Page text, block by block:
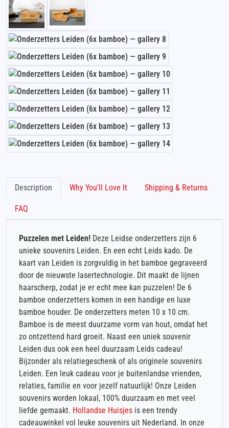
Description Why You'll Love It Shipping & Returns
FAQ
Puzzelen met Leiden! Deze Leidse onderzetters zijn 6
unieke souvenirs Leiden. En een echt Leids kado. De
kaart van Leiden is zorgvuldig in het bamboe gegraveerd
door de nieuwste lasertechnologie. Dit maakt de lijnen
haarscherp, zodat je er echt mee kan puzzelen! De 6
bamboe onderzetters komen in een handige en luxe
bamboe houder. De onderzetters meten 10 x 10 cm.
Bamboe is de meest duurzame vorm van hout, omdat het
zo ontzettend hard groeit. Naast een uniek souvenir
Leiden dus ook een heel duurzaam Leids cadeau!
Bijzonder als relatiegeschenk of als originele souvenirs
Leiden. Een leuk cadeau voor je buitenlandse vrienden,
relaties, familie en voor jezelf natuurlijk! Onze Leiden
souvenirs worden lokaal, 100% duurzaam en met veel
liefde gemaakt. Hollandse Huisjes is een trendy
cadeauwinkel vol leuke souvenirs uit Nederland. In onze